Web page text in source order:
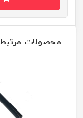
محصولات مرتبط